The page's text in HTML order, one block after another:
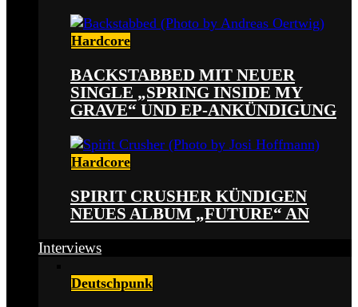
Hardcore
BACKSTABBED MIT NEUER
SINGLE „SPRING INSIDE MY
GRAVE“ UND EP-ANKÜNDIGUNG
Hardcore
SPIRIT CRUSHER KÜNDIGEN
NEUES ALBUM „FUTURE“ AN
Interviews
Deutschpunk